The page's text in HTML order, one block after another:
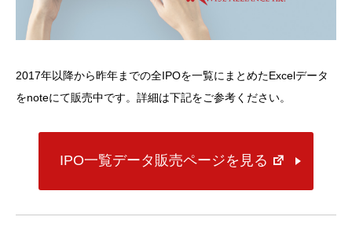
2017年以降から昨年までの全IPOを一覧にまとめたExcelデータ
をnoteにて販売中です。詳細は下記をご参考ください。
IPO一覧データ販売ページを見る